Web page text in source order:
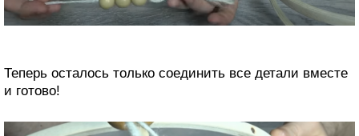
Теперь осталось только соединить все детали вместе
и готово!